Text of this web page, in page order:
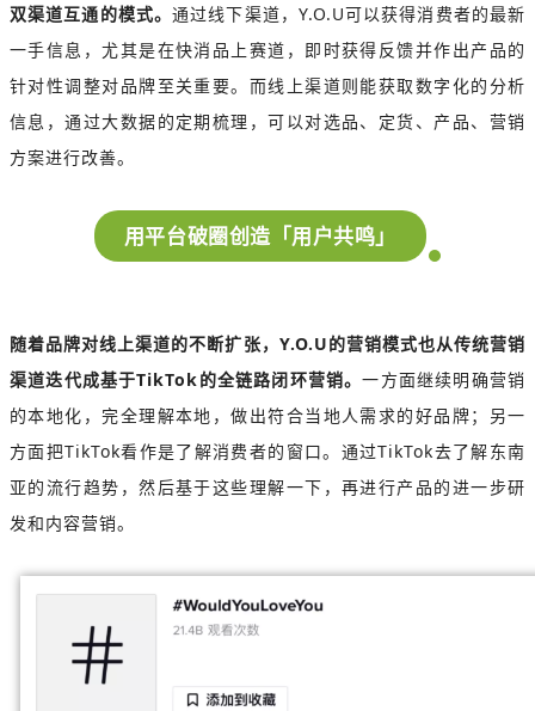
双渠道互通的模式。通过线下渠道，Y.O.U可以获得消费者的最新
一手信息，尤其是在快消品上赛道，即时获得反馈并作出产品的
针对性调整对品牌至关重要。而线上渠道则能获取数字化的分析
信息，通过大数据的定期梳理，可以对选品、定货、产品、营销
方案进行改善。
用平台破圈创造「用户共鸣」
随着品牌对线上渠道的不断扩张，Y.O.U的营销模式也从传统营销
渠道迭代成基于TikTok的全链路闭环营销。一方面继续明确营销
的本地化，完全理解本地，做出符合当地人需求的好品牌；另一
方面把TikTok看作是了解消费者的窗口。通过TikTok去了解东南
亚的流行趋势，然后基于这些理解一下，再进行产品的进一步研
发和内容营销。